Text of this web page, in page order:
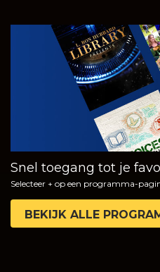
KIJK
Snel toegang tot je
Selecteer + op een programma-
BEKIJK ALLE